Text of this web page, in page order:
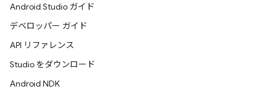
Android Studio ガイド
デベロッパー ガイド
API リファレンス
Studio をダウンロード
Android NDK